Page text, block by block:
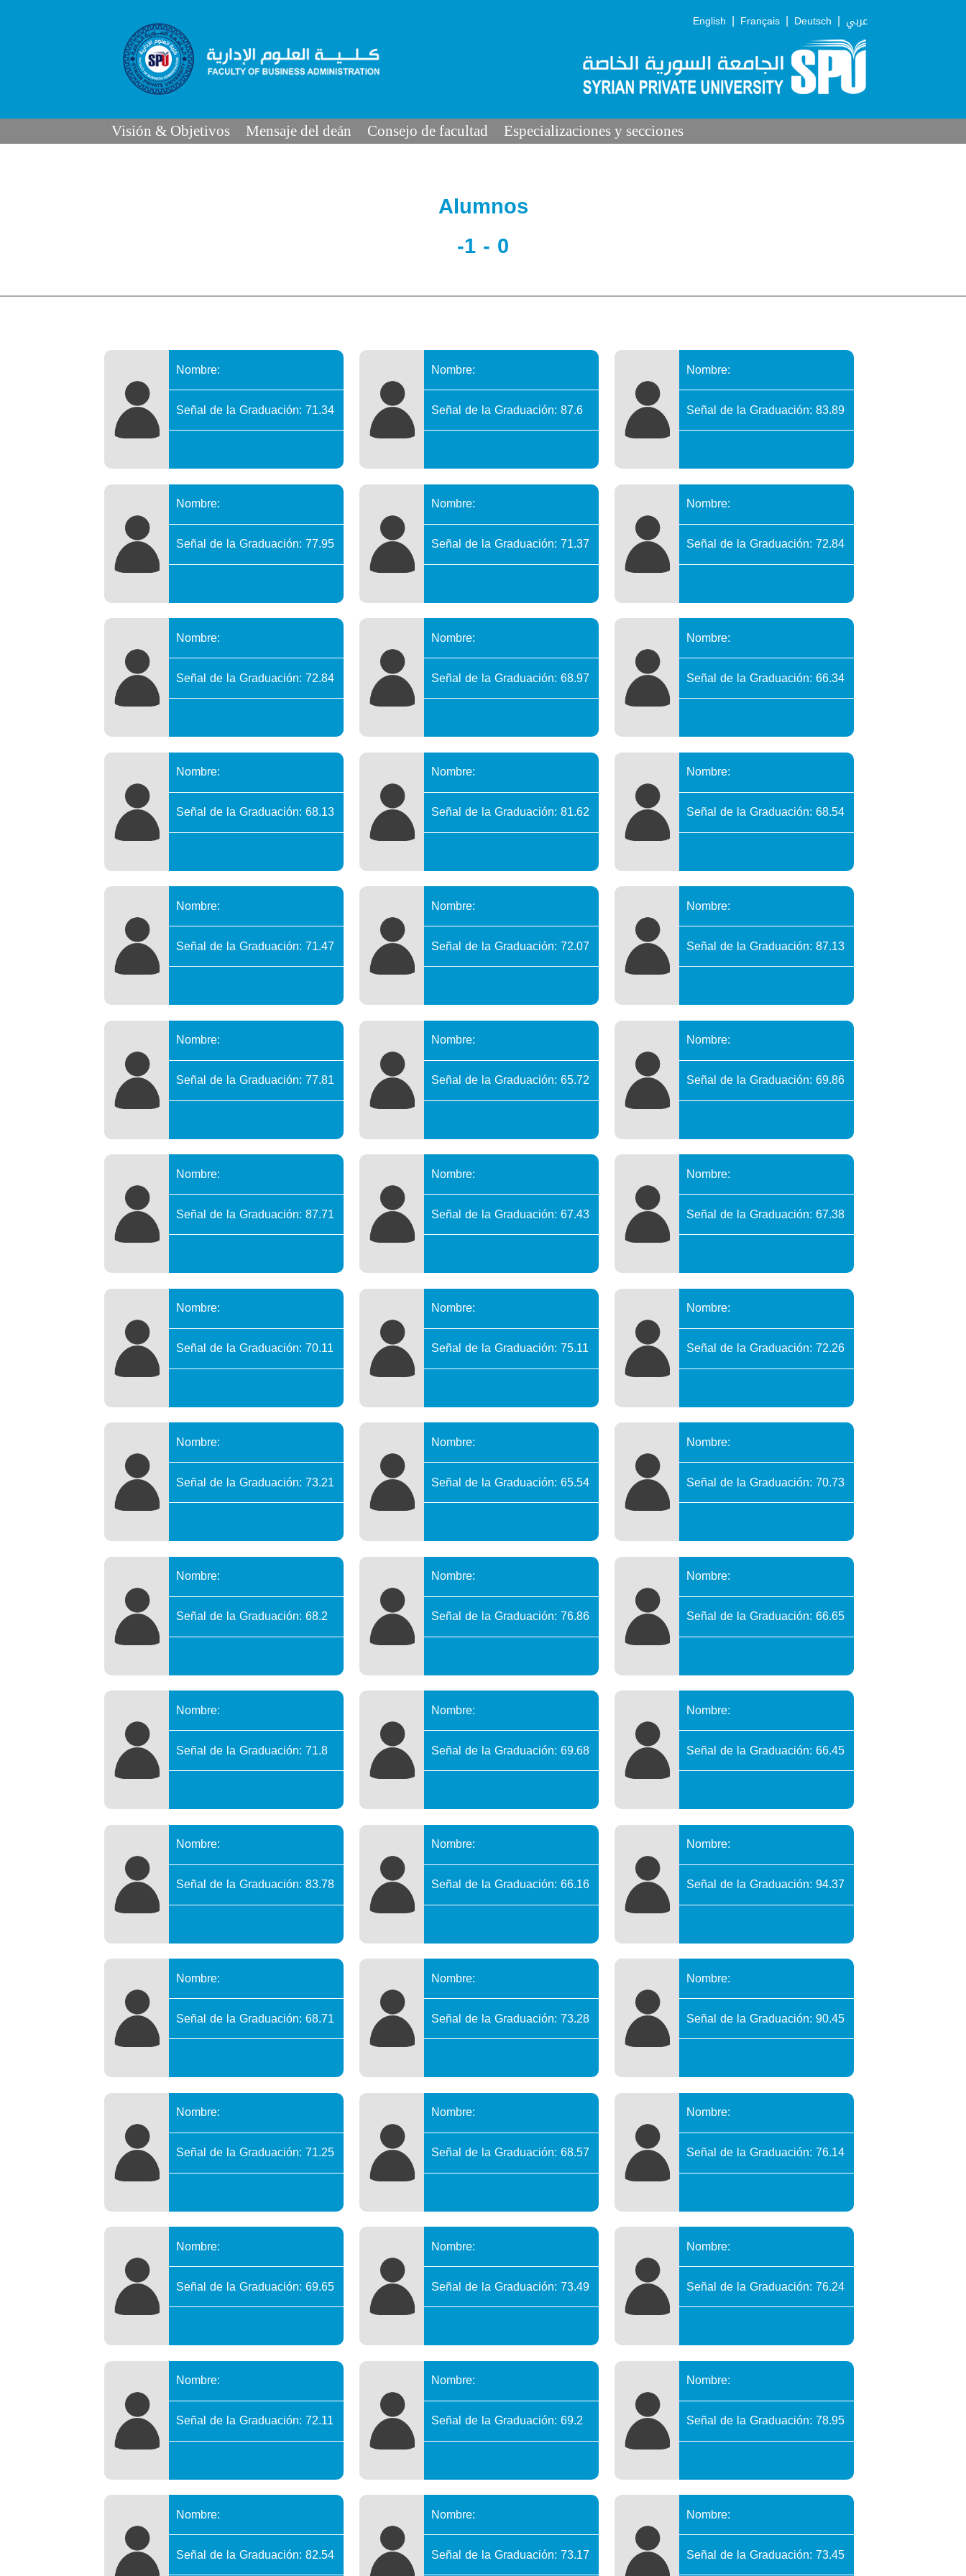
English | Français | Deutsch | عربي
Visión & Objetivos Mensaje del deán Consejo de facultad Especializaciones y secciones
Alumnos
-1 - 0
Nombre:
Señal de la Graduación: 71.34
Nombre:
Señal de la Graduación: 87.6
Nombre:
Señal de la Graduación: 83.89
Nombre:
Señal de la Graduación: 77.95
Nombre:
Señal de la Graduación: 71.37
Nombre:
Señal de la Graduación: 72.84
Nombre:
Señal de la Graduación: 72.84
Nombre:
Señal de la Graduación: 68.97
Nombre:
Señal de la Graduación: 66.34
Nombre:
Señal de la Graduación: 68.13
Nombre:
Señal de la Graduación: 81.62
Nombre:
Señal de la Graduación: 68.54
Nombre:
Señal de la Graduación: 71.47
Nombre:
Señal de la Graduación: 72.07
Nombre:
Señal de la Graduación: 87.13
Nombre:
Señal de la Graduación: 77.81
Nombre:
Señal de la Graduación: 65.72
Nombre:
Señal de la Graduación: 69.86
Nombre:
Señal de la Graduación: 87.71
Nombre:
Señal de la Graduación: 67.43
Nombre:
Señal de la Graduación: 67.38
Nombre:
Señal de la Graduación: 70.11
Nombre:
Señal de la Graduación: 75.11
Nombre:
Señal de la Graduación: 72.26
Nombre:
Señal de la Graduación: 73.21
Nombre:
Señal de la Graduación: 65.54
Nombre:
Señal de la Graduación: 70.73
Nombre:
Señal de la Graduación: 68.2
Nombre:
Señal de la Graduación: 76.86
Nombre:
Señal de la Graduación: 66.65
Nombre:
Señal de la Graduación: 71.8
Nombre:
Señal de la Graduación: 69.68
Nombre:
Señal de la Graduación: 66.45
Nombre:
Señal de la Graduación: 83.78
Nombre:
Señal de la Graduación: 66.16
Nombre:
Señal de la Graduación: 94.37
Nombre:
Señal de la Graduación: 68.71
Nombre:
Señal de la Graduación: 73.28
Nombre:
Señal de la Graduación: 90.45
Nombre:
Señal de la Graduación: 71.25
Nombre:
Señal de la Graduación: 68.57
Nombre:
Señal de la Graduación: 76.14
Nombre:
Señal de la Graduación: 69.65
Nombre:
Señal de la Graduación: 73.49
Nombre:
Señal de la Graduación: 76.24
Nombre:
Señal de la Graduación: 72.11
Nombre:
Señal de la Graduación: 69.2
Nombre:
Señal de la Graduación: 78.95
Nombre:
Señal de la Graduación: 82.54
Nombre:
Señal de la Graduación: 73.17
Nombre:
Señal de la Graduación: 73.45